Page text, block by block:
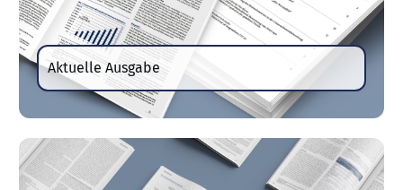
Aktuelle Ausgabe